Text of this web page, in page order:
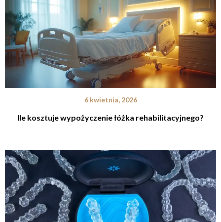
6 kwietnia, 2026
Ile kosztuje wypożyczenie łóżka rehabilitacyjnego?